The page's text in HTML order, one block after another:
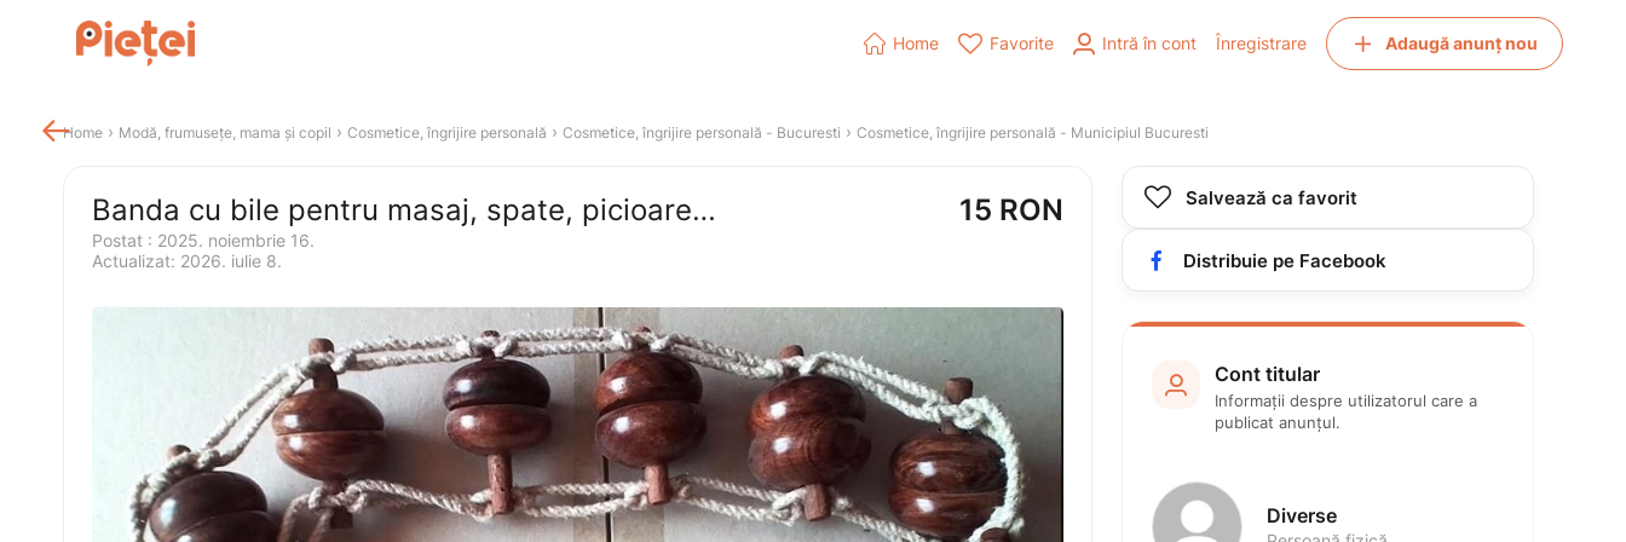
Home › Modă, frumusețe, mama și copil › Cosmetice, îngrijire personală › Cosmetice, îngrijire personală - Bucuresti › Cosmetice, îngrijire personală - Municipiul Bucuresti
Banda cu bile pentru masaj, spate, picioare, gat, umeri 15 RON
Postat : 2025. noiembrie 16.
Actualizat: 2026. iulie 8.
 Salvează ca favorit
 Distribuie pe Facebook
 Cont titular
Informații despre utilizatorul care a
publicat anunțul.
Diverse
 Home  Favorite  Intră în cont Înregistrare  Adaugă anunț nou